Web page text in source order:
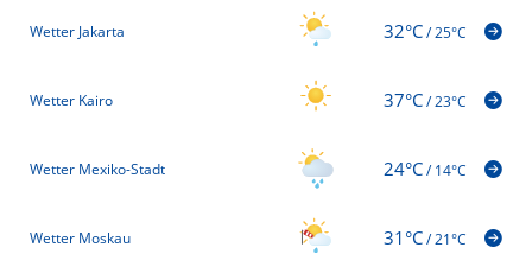
Wetter Jakarta 32°C/25°C
Wetter Kairo 37°C/23°C
Wetter Mexiko-Stadt 24°C/14°C
Wetter Moskau 31°C/21°C